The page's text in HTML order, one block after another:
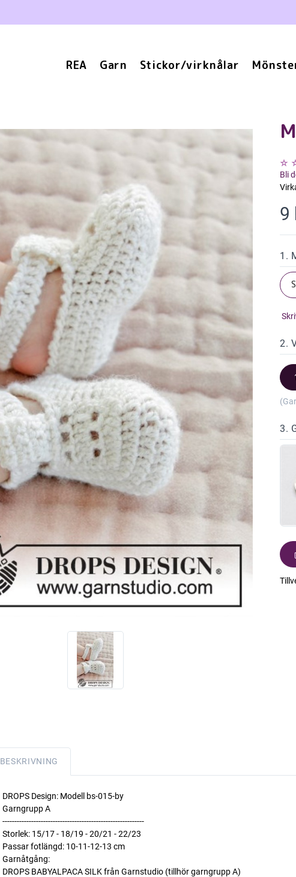
REA Garn Stickor/virknålar
Bli
9
1.
2.
3.
BESKRIVNING
DROPS Design: Modell bs-015-by
Garngrupp A
-----------------------------------------------------------
Storlek: 15/17 - 18/19 - 20/21 - 22/23
Passar fotlängd: 10-11-12-13 cm
Garnåtgång:
DROPS BABYALPACA SILK från Garnstudio (tillhör garngrupp A)